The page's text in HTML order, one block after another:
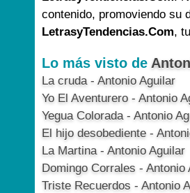
contenido, promoviendo su
LetrasyTendencias.Com,
Lo más visto de
La cruda - Antonio Aguilar
Yo El Aventurero - Antonio
Yegua Colorada - Antonio
El hijo desobediente -
La Martina - Antonio Aguilar
Domingo Corrales - Antonio
Triste Recuerdos - Antonio